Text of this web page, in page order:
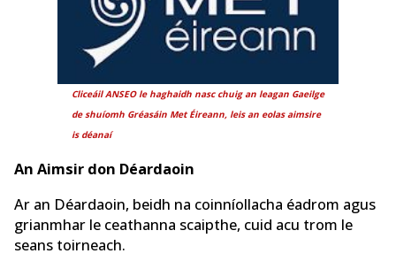
Cliceáil ANSEO le haghaidh nasc chuig an leagan Gaeilge
de shuíomh Gréasáin Met Éireann, leis an eolas aimsire
is déanaí
An Aimsir don Déardaoin
Ar an Déardaoin, beidh na coinníollacha éadrom agus
grianmhar le ceathanna scaipthe, cuid acu trom le
seans toirneach.